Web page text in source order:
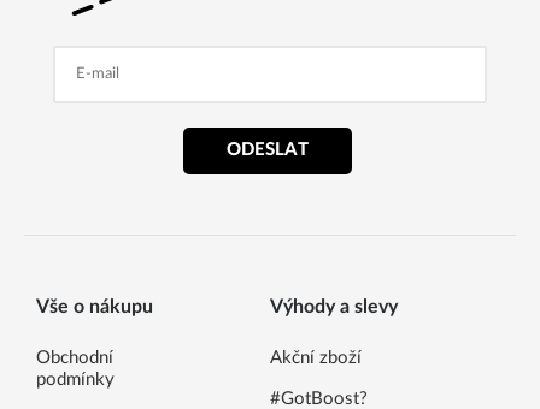
ODESLAT
Vše o nákupu
Obchodní
podmínky
Výhody a slevy
Akční zboží
#GotBoost?